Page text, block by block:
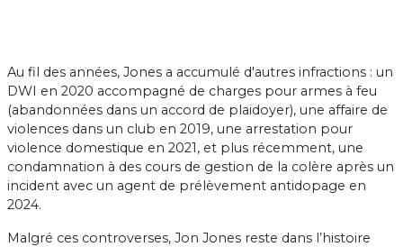
Au fil des années, Jones a accumulé d'autres infractions : un
DWI en 2020 accompagné de charges pour armes à feu
(abandonnées dans un accord de plaidoyer), une affaire de
violences dans un club en 2019, une arrestation pour
violence domestique en 2021, et plus récemment, une
condamnation à des cours de gestion de la colère après un
incident avec un agent de prélèvement antidopage en
2024.
Malgré ces controverses, Jon Jones reste dans l’histoire